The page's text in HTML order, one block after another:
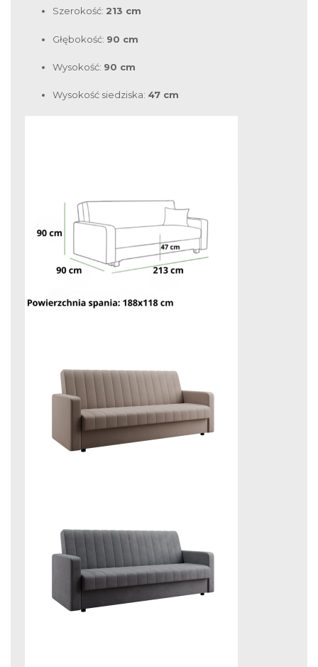
Szerokość: 213 cm
Głębokość: 90 cm
Wysokość: 90 cm
Wysokość siedziska: 47 cm